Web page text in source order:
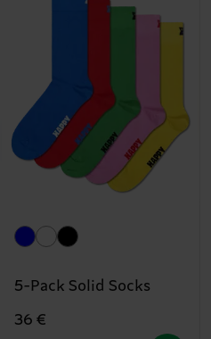
5-Pack Solid Socks
36 €